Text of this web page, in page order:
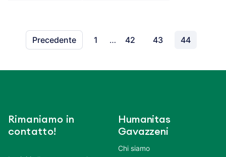
Precedente 1 … 42 43 44
Rimaniamo in
contatto!
Humanitas
Gavazzeni
Chi siamo